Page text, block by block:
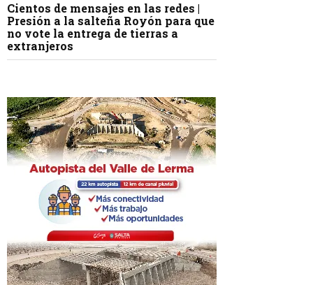
Cientos de mensajes en las redes |
Presión a la salteña Royón para que
no vote la entrega de tierras a
extranjeros